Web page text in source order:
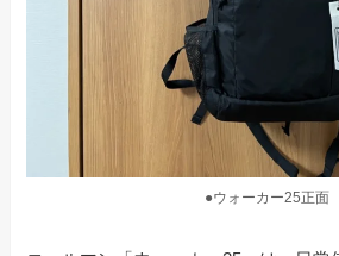
●ウォーカー25正面